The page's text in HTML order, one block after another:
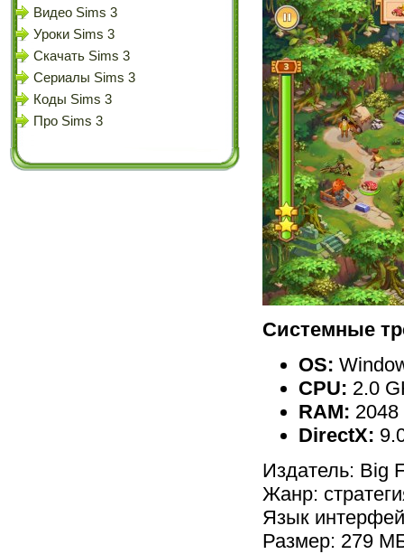
Видео Sims 3
Уроки Sims 3
Скачать Sims 3
Сериалы Sims 3
Коды Sims 3
Про Sims 3
Системные
OS:
CPU: 2.0
RAM: 2048
DirectX:
Издатель: Big
Жанр:
Язык
Размер: 279